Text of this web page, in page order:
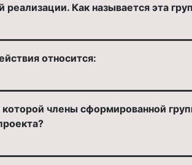
Как называется эта
относится:
члены сформированной